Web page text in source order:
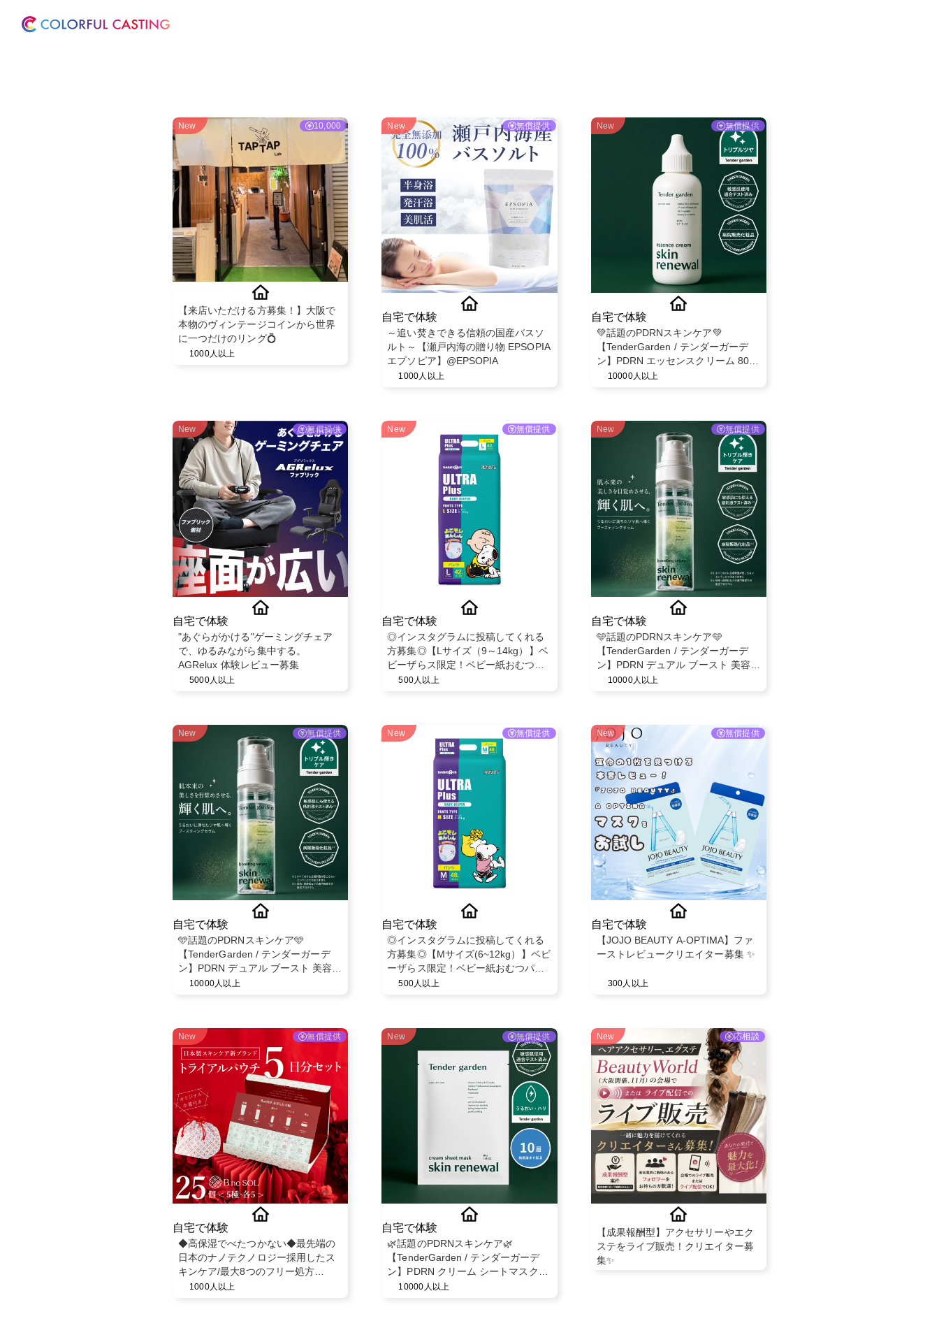
New 10,000
【来店いただける方募集！】大阪で
本物のヴィンテージコインから世界
に一つだけのリング💍
1000人以上
New 無償提供
自宅で体験
～追い焚きできる信頼の国産バスソ
ルト～【瀬戸内海の贈り物 EPSOPIA
エプソピア】@EPSOPIA
1000人以上
New 無償提供
自宅で体験
💚話題のPDRNスキンケア💚
【TenderGarden / テンダーガーデ
ン】PDRN エッセンスクリーム 80ml
モニター募集✨
10000人以上
New 無償提供
自宅で体験
"あぐらがかける"ゲーミングチェア
で、ゆるみながら集中する。
AGRelux 体験レビュー募集
5000人以上
New 無償提供
自宅で体験
◎インスタグラムに投稿してくれる
方募集◎【Lサイズ（9～14kg）】ベ
ビーザらス限定！ベビー紙おむつパ
ンツ◎スヌーピーデザイン◎ベビー
500人以上
New 無償提供
自宅で体験
🩵話題のPDRNスキンケア🩵
【TenderGarden / テンダーガーデ
ン】PDRN デュアル ブースト 美容液
ミスト モニター募集✨
10000人以上
New 無償提供
自宅で体験
🩵話題のPDRNスキンケア🩵
【TenderGarden / テンダーガーデ
ン】PDRN デュアル ブースト 美容液
ミスト モニター募集✨
10000人以上
New 無償提供
自宅で体験
◎インスタグラムに投稿してくれる
方募集◎【Mサイズ(6~12kg）】ベビ
ーザらス限定！ベビー紙おむつパン
ツ◎スヌーピーデザイン◎ベビー育
500人以上
New 無償提供
自宅で体験
【JOJO BEAUTY A-OPTIMA】ファ
ーストレビュークリエイター募集 ✨
300人以上
New 無償提供
自宅で体験
◆高保湿でべたつかない◆最先端の
日本のナノテクノロジー採用したス
キンケア/最大8つのフリー処方
【BnoSOL(ビノソル) トライアルセ
1000人以上
New 無償提供
自宅で体験
🌿話題のPDRNスキンケア🌿
【TenderGarden / テンダーガーデ
ン】PDRN クリーム シートマスク
30g × 5枚 モニター募集✨
10000人以上
New 応相談
【成果報酬型】アクセサリーやエク
ステをライブ販売！クリエイター募
集✨